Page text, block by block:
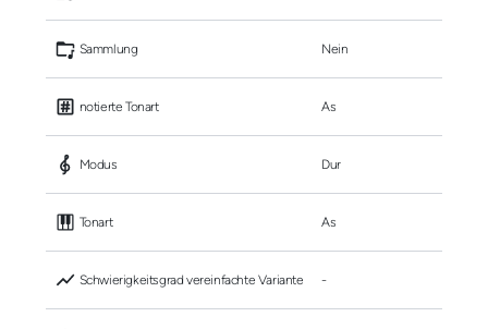
Sammlung Nein
notierte Tonart As
Modus Dur
Tonart As
Schwierigkeitsgrad vereinfachte Variante -